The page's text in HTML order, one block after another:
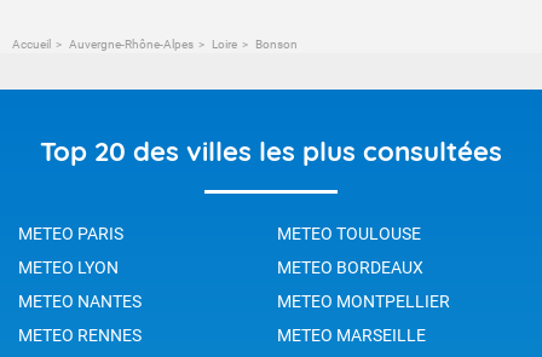
Accueil Auvergne-Rhône-Alpes Loire Bonson
Top 20 des villes les plus consultées
METEO PARIS
METEO TOULOUSE
METEO LYON
METEO BORDEAUX
METEO NANTES
METEO MONTPELLIER
METEO RENNES
METEO MARSEILLE